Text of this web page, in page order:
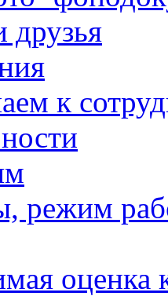
друзья
к
режим
оценка